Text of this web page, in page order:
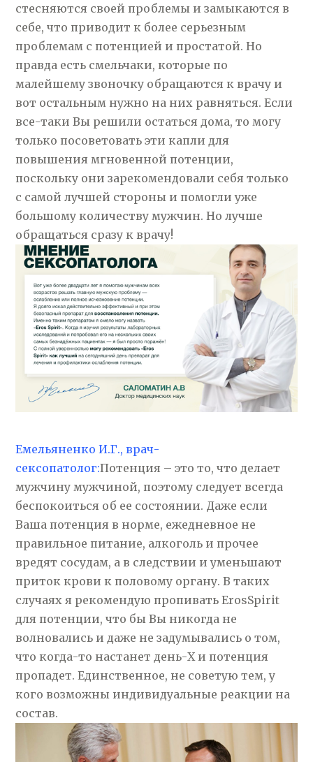
стесняются своей проблемы и замыкаются в
себе, что приводит к более серьезным
проблемам с потенцией и простатой. Но
правда есть смельчаки, которые по
малейшему звоночку обращаются к врачу и
вот остальным нужно на них равняться. Если
все-таки Вы решили остаться дома, то могу
только посоветовать эти капли для
повышения мгновенной потенции,
поскольку они зарекомендовали себя только
с самой лучшей стороны и помогли уже
большому количеству мужчин. Но лучше
обращаться сразу к врачу!
Емельяненко И.Г., врач-
сексопатолог:Потенция – это то, что делает
мужчину мужчиной, поэтому следует всегда
беспокоиться об ее состоянии. Даже если
Ваша потенция в норме, ежедневное не
правильное питание, алкоголь и прочее
вредят сосудам, а в следствии и уменьшают
приток крови к половому органу. В таких
случаях я рекомендую пропивать ErosSpirit
для потенции, что бы Вы никогда не
волновались и даже не задумывались о том,
что когда-то настанет день-Х и потенция
пропадет. Единственное, не советую тем, у
кого возможны индивидуальные реакции на
состав.